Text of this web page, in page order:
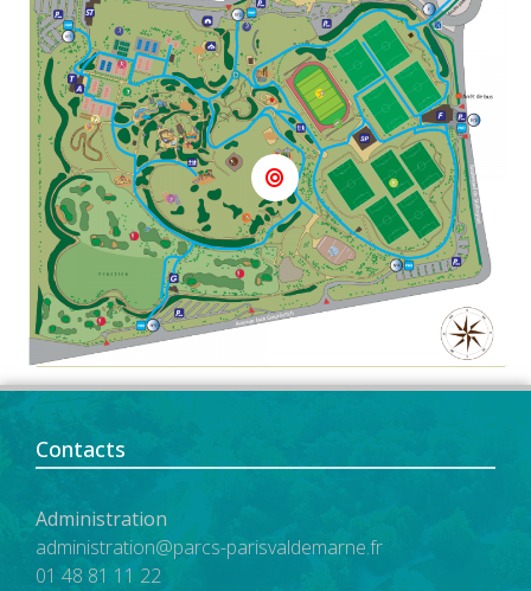
Contacts
Administration
administration@parcs-parisvaldemarne.fr
01 48 81 11 22